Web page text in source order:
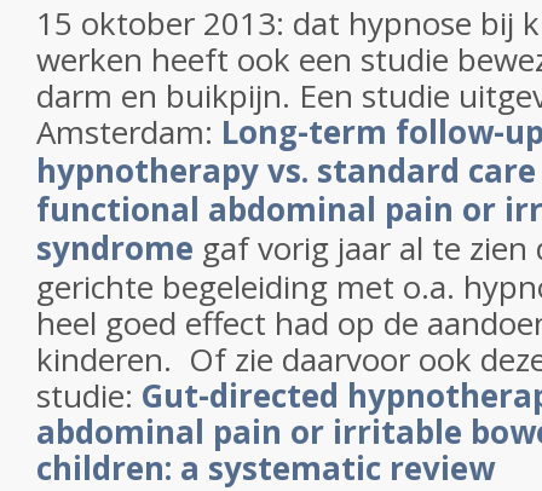
15 oktober 2013: dat hypnose bij
werken heeft ook een studie
darm en buikpijn. Een studie
Amsterdam: Long-term follow-
hypnotherapy vs. standard
functional abdominal pain or
syndrome gaf vorig jaar al te zien
gerichte begeleiding met o.a.
heel goed effect had op de
kinderen. Of zie daarvoor ook
studie: Gut-directed
abdominal pain or irritable
children: a systematic review